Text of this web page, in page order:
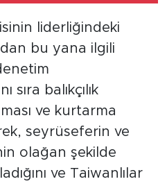
liderliğindeki
bu yana ilgili
sıra balıkçılık
ve kurtarma
seyrüseferin ve
olağan şekilde
ve Taiwanlılar